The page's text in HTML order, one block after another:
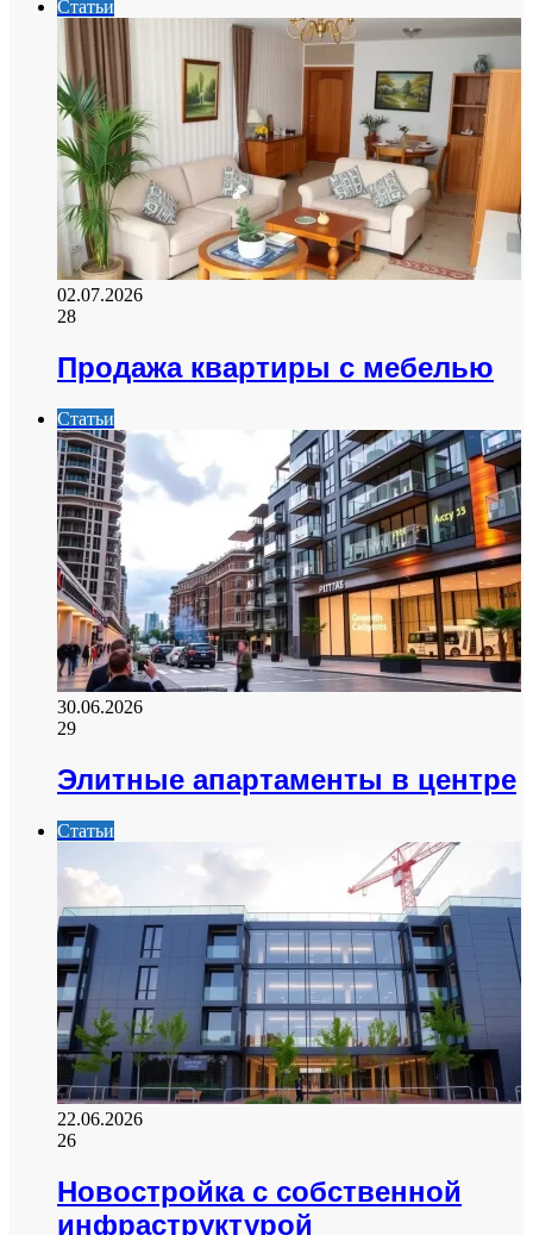
Статьи
02.07.2026
28
Продажа квартиры с мебелью
Статьи
30.06.2026
29
Элитные апартаменты в центре
Статьи
22.06.2026
26
Новостройка с собственной
инфраструктурой